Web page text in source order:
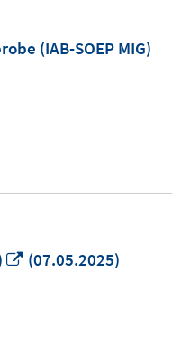
(IAB-SOEP MIG)
In
(07.05.2025)